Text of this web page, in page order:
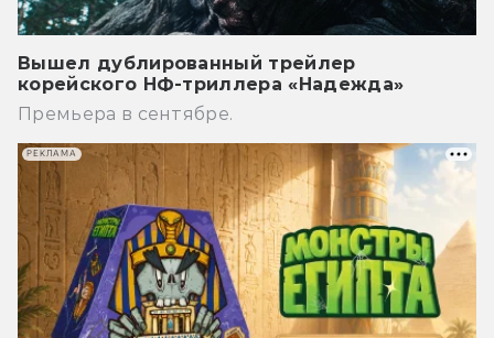
Вышел дублированный трейлер
корейского НФ-триллера «Надежда»
Премьера в сентябре.
РЕКЛАМА